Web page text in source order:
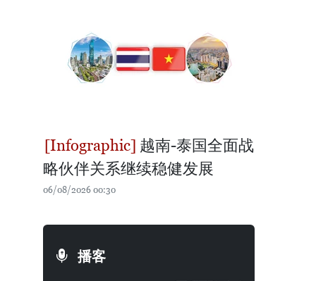
越南-泰国全面战
略伙伴关系继续稳健发展
06/08/2026 00:30
播客